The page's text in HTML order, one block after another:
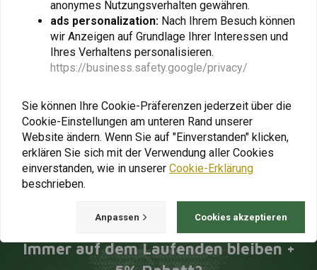
NELSON RIGG
Route1 Journey Highway
Cruiser Magnetischer
€141,56
Immer auf dem Laufenden bleiben +
anonymes Nutzungsverhalten gewähren.
ads personalization: Nach Ihrem Besuch können
wir Anzeigen auf Grundlage Ihrer Interessen und
Ihres Verhaltens personalisieren.
https://business.safety.google/privacy/
Sie können Ihre Cookie-Präferenzen jederzeit über die
Cookie-Einstellungen am unteren Rand unserer
Website ändern. Wenn Sie auf "Einverstanden" klicken,
erklären Sie sich mit der Verwendung aller Cookies
einverstanden, wie in unserer Cookie-Erklärung
beschrieben.
Anpassen Cookies akzeptieren